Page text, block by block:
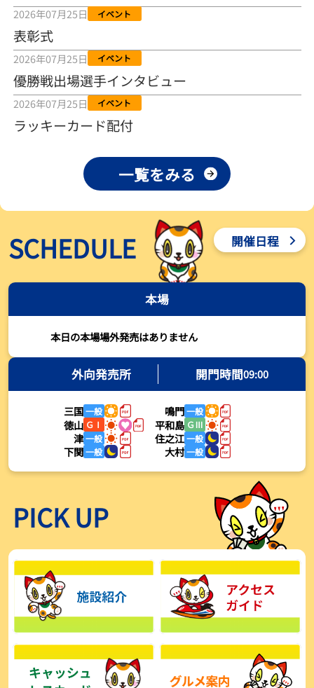
ュルーキーが初Vで恩返しを
2026年08月03日
【とこなめボート】ういちの「好配招き猫」ルーキーシリーズ第15
戦～自分の収支状況も想定してこそ〝本物の予想〟！／ボートレー
ス
2026年08月03日
【ボートレース】荒木颯斗が地元唯一の優出！３号艇でデビュー初
Ｖ狙う「自分の好きな感じになっている」～とこなめルーキーＳ
【ボートレース】訓練中の大けが乗り越えデビューした宮崎心之介
が初Ｖ王手「１枠なら負けないと思います」～とこなめルーキーＳ
2026年08月03日
【常滑ボート・ルーキーＳ】津田陸翔はリング交換で気配一変「初
優勝目指して頑張ります」
【とこなめボート・岩瀬仁紀さんコラム】最後は塚越海斗に注目、
【ボートレース】荒木颯斗が地元勢でただ１人優出果たす「地元で
初優勝したい」／常滑 - 日刊スポーツ
2026年08月03日
【ボートレース】４枠で優出の塚越海斗が強気節「攻めていくレー
スをします」／常滑 - 日刊スポーツ
2026年08月03日
【ボートレース】広瀬凜が接戦制して２着で優出「出足、回り足は
【とこなめボート】塚越海斗が優勝戦で脅威の伸びを披露する「合
ったときの伸びは自分が一番」
2026年08月03日
【とこなめボート】広瀬凜は準優で見つかった課題の克服へ「結果
的に１着を取れればいい」
2026年08月03日
【とこなめボート】西丸敦基が未勝利では終われない「最終日頑張
る」
2026年08月03日
2026年07月25日 イベント
表彰式
2026年07月25日 イベント
優勝戦出場選手インタビュー
2026年07月25日 イベント
ラッキーカード配付
一覧をみる
SCHEDULE 開催日程
本場
本日の本場場外発売はありません
外向発売所 開門時間09:00
三国一般 鳴門一般
徳山 ＧⅠ 平和島 ＧⅢ
津一般 住之江一般
下関一般 大村一般
PICK UP